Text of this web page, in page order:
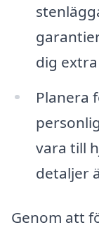
dig
Planera
vara till
detaljer
Genom att